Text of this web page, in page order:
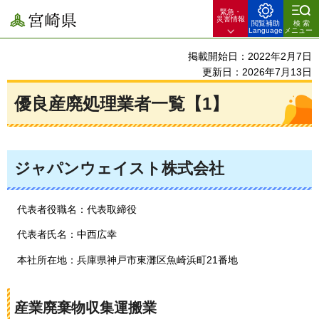
宮崎県
緊急・
災害情報
閲覧補助
Language
検索
メニュー
掲載開始日：2022年2月7日
更新日：2026年7月13日
優良産廃処理業者一覧【1】
ジャパンウェイスト株式会社
代表者役職名：代表取締役
代表者氏名：中西広幸
本社所在地：兵庫県神戸市東灘区魚崎浜町21番地
産業廃棄物収集運搬業